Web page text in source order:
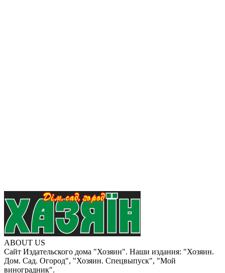
ABOUT US
Сайт Издательского дома "Хозяин". Наши издания: "Хозяин.
Дом. Сад. Огород", "Хозяин. Спецвыпуск", "Мой
виноградник".